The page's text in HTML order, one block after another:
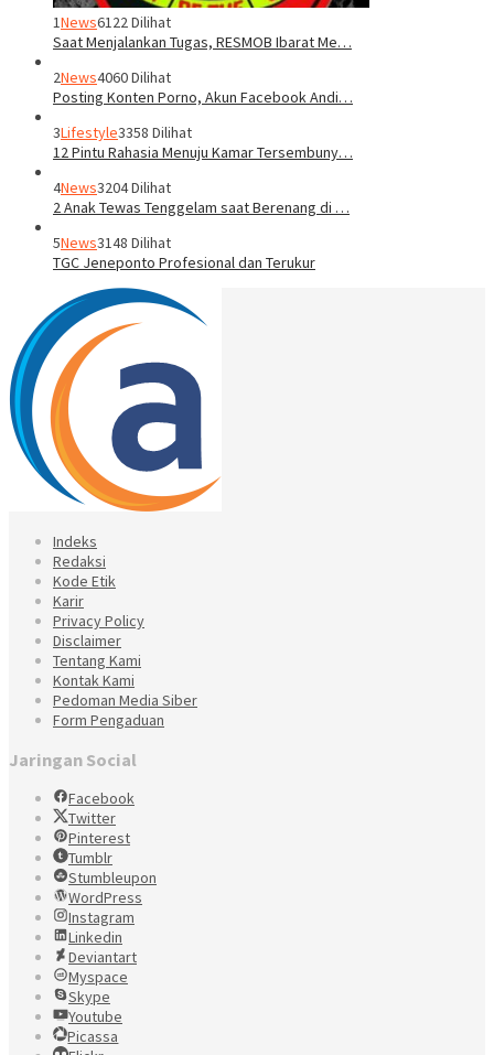
1News6122 Dilihat
Saat Menjalankan Tugas, RESMOB Ibarat Me…
2News4060 Dilihat
Posting Konten Porno, Akun Facebook Andi…
3Lifestyle3358 Dilihat
12 Pintu Rahasia Menuju Kamar Tersembuny…
4News3204 Dilihat
2 Anak Tewas Tenggelam saat Berenang di …
5News3148 Dilihat
TGC Jeneponto Profesional dan Terukur
Indeks
Redaksi
Kode Etik
Karir
Privacy Policy
Disclaimer
Tentang Kami
Kontak Kami
Pedoman Media Siber
Form Pengaduan
Jaringan Social
Facebook
Twitter
Pinterest
Tumblr
Stumbleupon
WordPress
Instagram
Linkedin
Deviantart
Myspace
Skype
Youtube
Picassa